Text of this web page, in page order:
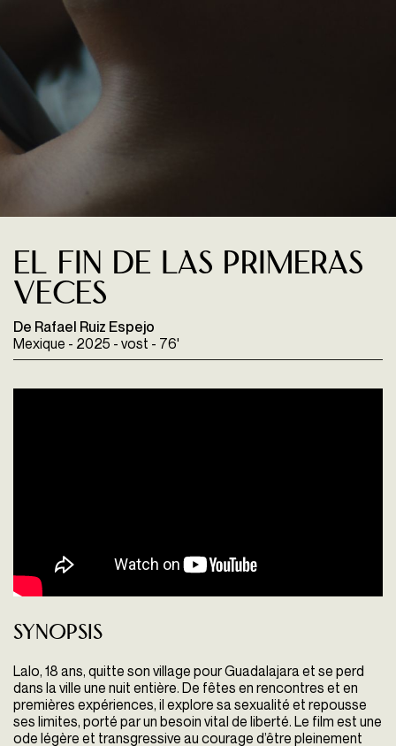
El fin de las primeras
veces
De Rafael Ruiz Espejo
Mexique - 2025 - vost - 76'
Synopsis
Lalo, 18 ans, quitte son village pour Guadalajara et se perd
dans la ville une nuit entière. De fêtes en rencontres et en
premières expériences, il explore sa sexualité et repousse
ses limites, porté par un besoin vital de liberté. Le film est une
ode légère et transgressive au courage d’être pleinement